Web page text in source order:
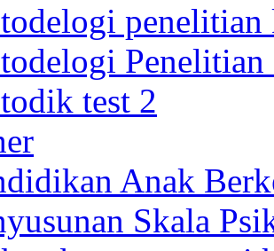
test 2
Anak
Skala